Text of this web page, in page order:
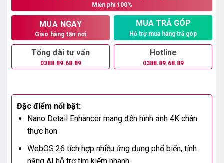
Miễn phí 100%
MUA NGAY
Giao hàng tận nơi
MUA TRẢ GÓP
Hỗ trợ mua hàng trả góp
Tổng đài tư vấn
0388.89.68.89
Hotline
0388.89.68.89
Đặc điểm nổi bật:
Nano Detail Enhancer mang đến hình ảnh 4K chân
thực hơn
WebOS 26 tích hợp nhiều ứng dụng phổ biến, tính
năng AI hỗ trợ tìm kiếm nhanh